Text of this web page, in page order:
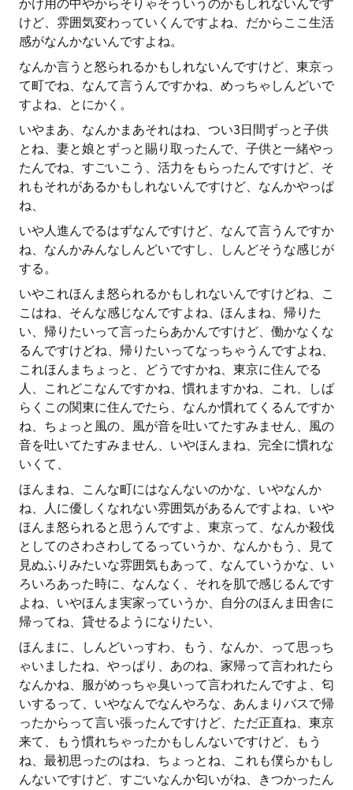
かけ用の中やからそりゃそういうのかもしれないんです
けど、雰囲気変わっていくんですよね、だからここ生活
感がなんかないんですよね。
なんか言うと怒られるかもしれないんですけど、東京っ
て町でね、なんて言うんですかね、めっちゃしんどいで
すよね、とにかく。
いやまあ、なんかまあそれはね、つい3日間ずっと子供
とね、妻と娘とずっと賜り取ったんで、子供と一緒やっ
たんでね、すごいこう、活力をもらったんですけど、そ
れもそれがあるかもしれないんですけど、なんかやっぱ
ね、
いや人進んでるはずなんですけど、なんて言うんですか
ね、なんかみんなしんどいですし、しんどそうな感じが
する。
いやこれほんま怒られるかもしれないんですけどね、こ
こはね、そんな感じなんですよね、ほんまね、帰りた
い、帰りたいって言ったらあかんですけど、働かなくな
るんですけどね、帰りたいってなっちゃうんですよね、
これほんまちょっと、どうですかね、東京に住んでる
人、これどこなんですかね、慣れますかね、これ、しば
らくこの関東に住んでたら、なんか慣れてくるんですか
ね、ちょっと風の、風が音を吐いてたすみません、風の
音を吐いてたすみません、いやほんまね、完全に慣れな
いくて、
ほんまね、こんな町にはなんないのかな、いやなんか
ね、人に優しくなれない雰囲気があるんですよね、いや
ほんま怒られると思うんですよ、東京って、なんか殺伐
としてのさわさわしてるっていうか、なんかもう、見て
見ぬふりみたいな雰囲気もあって、なんていうかな、い
ろいろあった時に、なんなく、それを肌で感じるんです
よね、いやほんま実家っていうか、自分のほんま田舎に
帰ってね、貸せるようになりたい、
ほんまに、しんどいっすわ、もう、なんか、って思っち
ゃいましたね、やっぱり、あのね、家帰って言われたら
なんかね、服がめっちゃ臭いって言われたんですよ、匂
いするって、いやなんでなんやろな、あんまりバスで帰
ったからって言い張ったんですけど、ただ正直ね、東京
来て、もう慣れちゃったかもしんないですけど、もう
ね、最初思ったのはね、ちょっとね、これも僕らかもし
んないですけど、すごいなんか匂いがね、きつかったん